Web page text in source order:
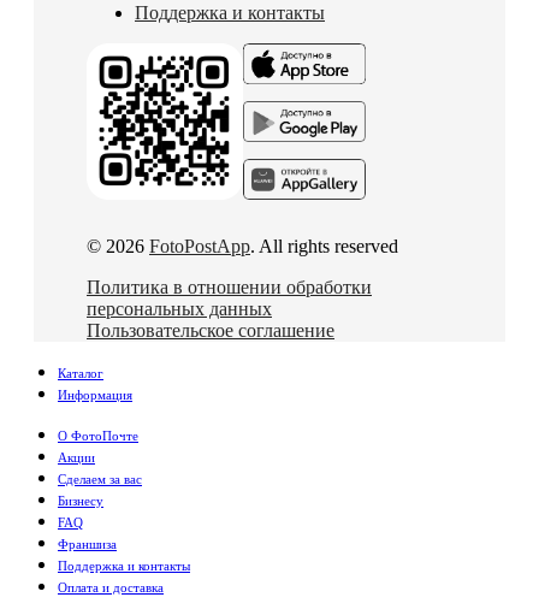
Поддержка и контакты
© 2026 FotoPostApp. All rights reserved
Политика в отношении обработки
персональных данных
Пользовательское соглашение
Каталог
Информация
О ФотоПочте
Акции
Сделаем за вас
Бизнесу
FAQ
Франшиза
Поддержка и контакты
Оплата и доставка